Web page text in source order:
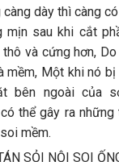
dày thì càng
mịn sau khi cắt
và cứng hơn,
mềm, Một khi nó
bên ngoài của
thể gây ra
mềm.